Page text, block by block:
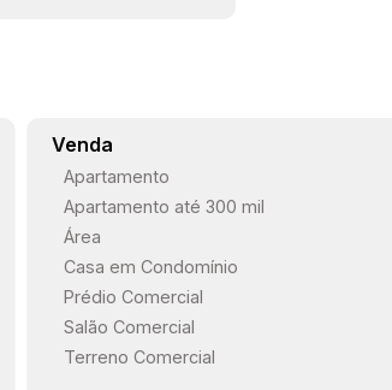
Venda
Apartamento
Apartamento até 300 mil
Área
Casa em Condomínio
Prédio Comercial
Salão Comercial
Terreno Comercial